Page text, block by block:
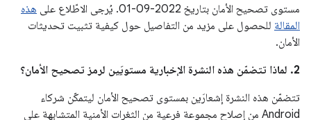
مستوى تصحيح الأمان بتاريخ ‎01-09-2022. يُرجى الاطّلاع على
هذه
المقالة للحصول على مزيد من التفاصيل حول كيفية تثبيت تحديثات
الأمان.
2. لماذا تتضمّن هذه النشرة الإخبارية مستويَين لرمز تصحيح الأمان؟
تتضمّن هذه النشرة إشعارَين بمستوى تصحيح الأمان ليتمكّن شركاء
Android من إصلاح مجموعة فرعية من الثغرات الأمنية المتشابهة على